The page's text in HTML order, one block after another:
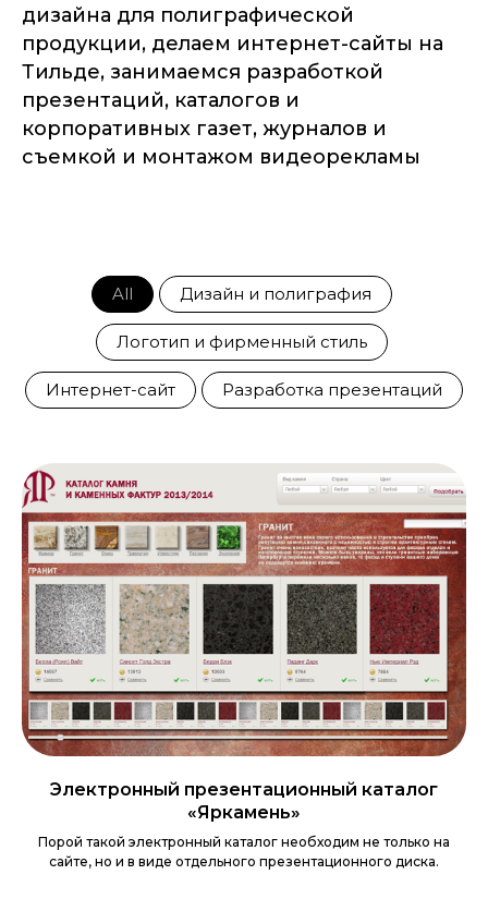
дизайна для полиграфической
продукции, делаем интернет-сайты на
Тильде, занимаемся разработкой
презентаций, каталогов и
корпоративных газет, журналов и
съемкой и монтажом видеорекламы
All Дизайн и полиграфия
Логотип и фирменный стиль
Интернет-сайт Разработка презентаций
Электронный презентационный каталог
«Яркамень»
Порой такой электронный каталог необходим не только на
сайте, но и в виде отдельного презентационного диска.